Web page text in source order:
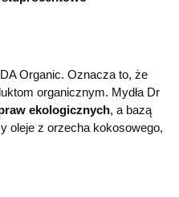
Organic. Oznacza to, że
organicznym. Mydła Dr
ekologicznych, a bazą
oleje z orzecha kokosowego,